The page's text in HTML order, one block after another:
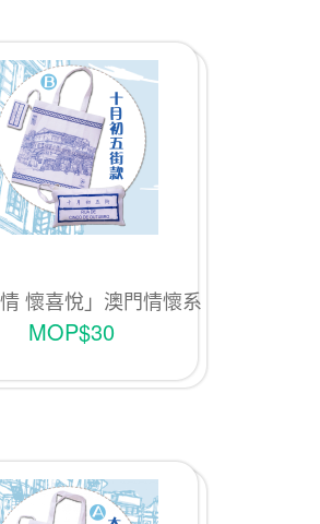
情 懷喜悅」澳門情懷系
款「十月初五街款」
MOP$30